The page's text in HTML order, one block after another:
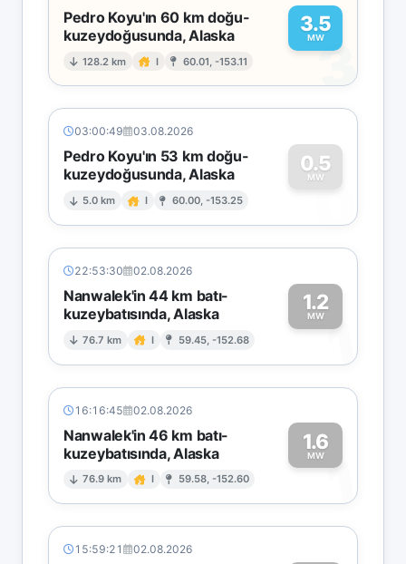
Pedro Koyu'ın 60 km doğu-
kuzeydoğusunda, Alaska
128.2 km I 60.01, -153.11
3.5
MW
3
03:00:49 03.08.2026
Pedro Koyu'ın 53 km doğu-
kuzeydoğusunda, Alaska
5.0 km I 60.00, -153.25
0.5
MW
0
22:53:30 02.08.2026
Nanwalek'in 44 km batı-
kuzeybatısında, Alaska
76.7 km I 59.45, -152.68
1.2
MW1
16:16:45 02.08.2026
Nanwalek'in 46 km batı-
kuzeybatısında, Alaska
76.9 km I 59.58, -152.60
1.6
MW1
15:59:21 02.08.2026